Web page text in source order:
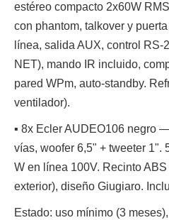
estéreo compacto 2x60W
con phantom, talkover y
línea, salida AUX, control RS-
NET), mando IR incluido,
pared WPm, auto-standby.
ventilador).
▪️ 8x Ecler AUDEO106 negro
vías, woofer 6,5" + tweeter 1".
W en línea 100V. Recinto
exterior), diseño Giugiaro.
Estado: uso mínimo (3